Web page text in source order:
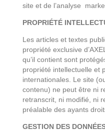
site et de l’analyse
PROPRIÉTÉ
Les articles et textes
propriété exclusive
qu’il contient sont
propriété intellectuelle et
internationales. Le site
contenu) ne peut être ni
retranscrit, ni modifié, ni
préalable des ayants
GESTION DES